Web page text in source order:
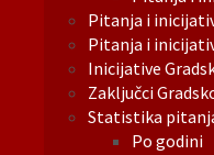
Pitanja i
Pitanja i
Inicijative
Zaključci
Statistika
Po godini